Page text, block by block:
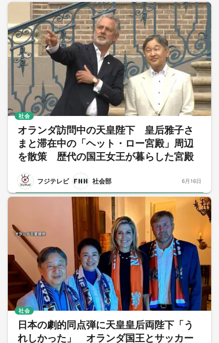
オランダ訪問中の天皇陛下 皇后雅子さ
まと滞在中の「ヘット・ロー宮殿」周辺
を散策 歴代の国王女王が暮らした宮殿
フジテレビ 社会部
社会
6月16日
日本の劇的同点弾に天皇皇后両陛下「う
れしかった」 オランダ国王とサッカー
社会